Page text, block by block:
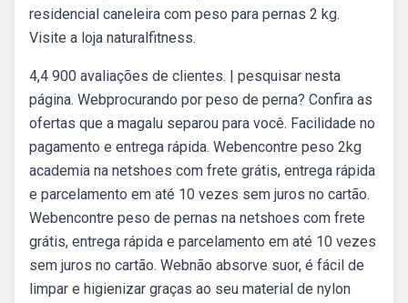
residencial caneleira com peso para pernas 2 kg.
Visite a loja naturalfitness.
4,4 900 avaliações de clientes. | pesquisar nesta
página. Webprocurando por peso de perna? Confira as
ofertas que a magalu separou para você. Facilidade no
pagamento e entrega rápida. Webencontre peso 2kg
academia na netshoes com frete grátis, entrega rápida
e parcelamento em até 10 vezes sem juros no cartão.
Webencontre peso de pernas na netshoes com frete
grátis, entrega rápida e parcelamento em até 10 vezes
sem juros no cartão. Webnão absorve suor, é fácil de
limpar e higienizar graças ao seu material de nylon